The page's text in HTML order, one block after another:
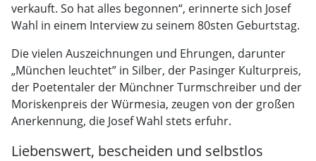
verkauft. So hat alles begonnen“, erinnerte sich Josef
Wahl in einem Interview zu seinem 80sten Geburtstag.
Die vielen Auszeichnungen und Ehrungen, darunter
„München leuchtet” in Silber, der Pasinger Kulturpreis,
der Poetentaler der Münchner Turmschreiber und der
Moriskenpreis der Würmesia, zeugen von der großen
Anerkennung, die Josef Wahl stets erfuhr.
Liebenswert, bescheiden und selbstlos